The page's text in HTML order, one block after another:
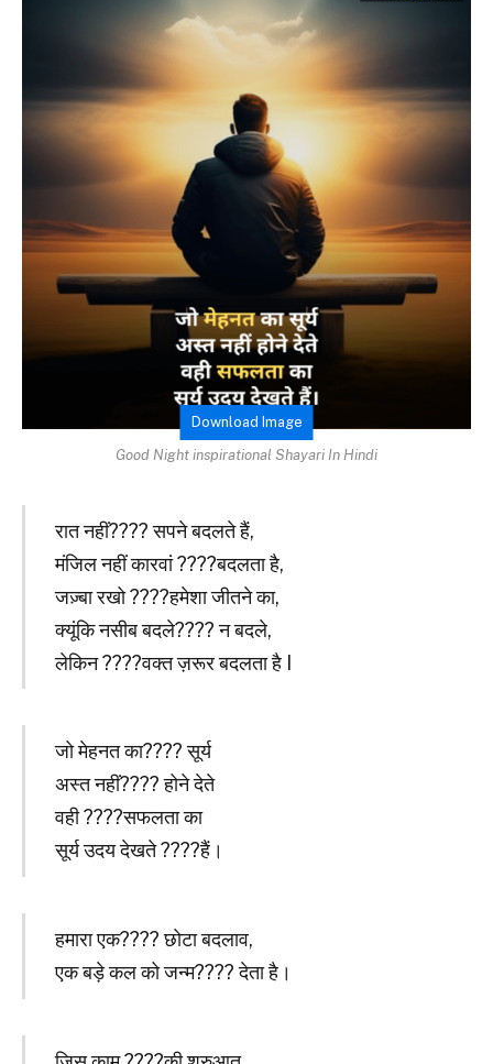
Download Image
Good Night inspirational Shayari In Hindi
रात नहीं???? सपने बदलते हैं,
मंजिल नहीं कारवां ????बदलता है,
जज़्बा रखो ????हमेशा जीतने का,
क्यूंकि नसीब बदले???? न बदले,
लेकिन ????वक्त ज़रूर बदलता है I
जो मेहनत का???? सूर्य
अस्त नहीं???? होने देते
वही ????सफलता का
सूर्य उदय देखते ????हैं।
हमारा एक???? छोटा बदलाव,
एक बड़े कल को जन्म???? देता है।